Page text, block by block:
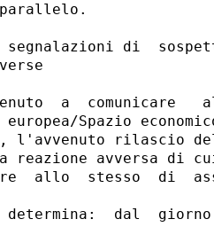
segnalazioni di
a  comunicare
Spazio
l'avvenuto rilascio
reazione avversa di
allo  stesso  di
dal